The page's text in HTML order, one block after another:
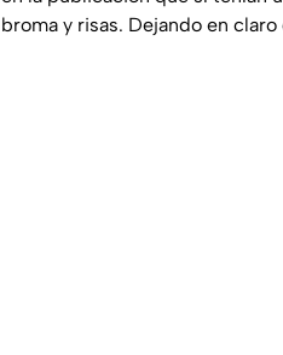
broma y risas. Dejando en